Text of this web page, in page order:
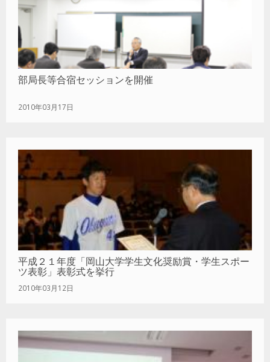
部局長等合宿セッションを開催
2010年03月17日
平成２１年度「岡山大学学生文化奨励賞・学生スポー
ツ表彰」表彰式を挙行
2010年03月12日